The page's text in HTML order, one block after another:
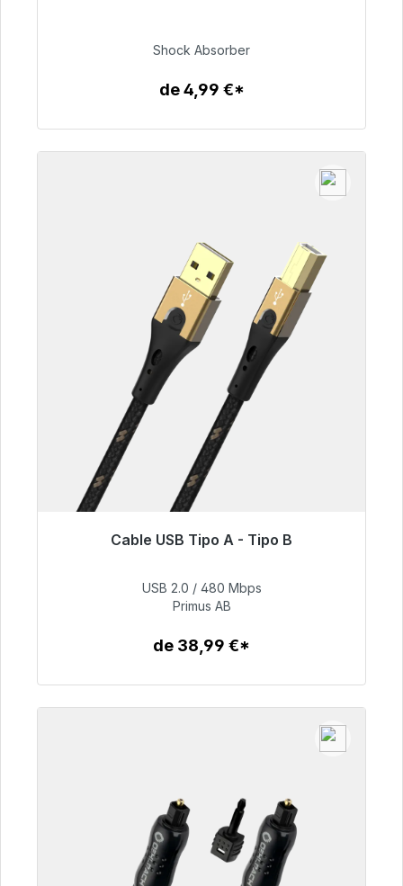
54,99 €
Shock Absorber
de 4,99 €*
Cable USB Tipo A - Tipo B
Listo para envío inmediato, plazo de entrega
76,99 €
USB 2.0 / 480 Mbps
Primus AB
de 38,99 €*